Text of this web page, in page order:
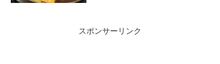
スポンサーリンク